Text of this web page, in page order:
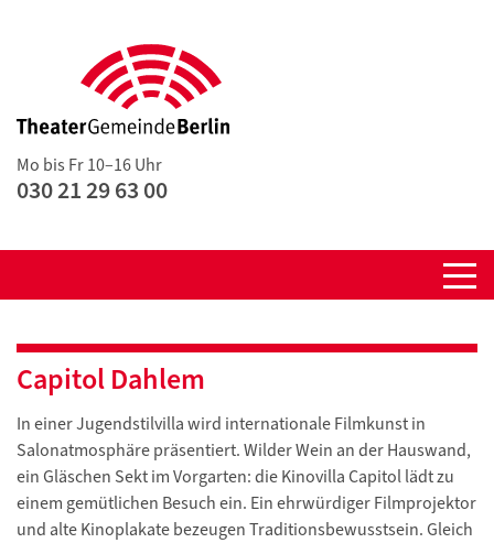
Mo bis Fr 10–16 Uhr
030 21 29 63 00
Capitol Dahlem
In einer Jugendstilvilla wird internationale Filmkunst in
Salonatmosphäre präsentiert. Wilder Wein an der Hauswand,
ein Gläschen Sekt im Vorgarten: die Kinovilla Capitol lädt zu
einem gemütlichen Besuch ein. Ein ehrwürdiger Filmprojektor
und alte Kinoplakate bezeugen Traditionsbewusstsein. Gleich